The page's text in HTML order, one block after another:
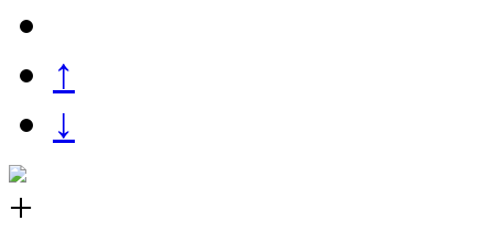
↑
↓